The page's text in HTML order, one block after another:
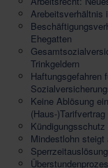
Arebeitsverhältnis
Ehegatten
Trinkgeldern
Haftungsgefahren
Keine Ablösung
(Haus-)Tarifvertrag
Mindestlohn steigt